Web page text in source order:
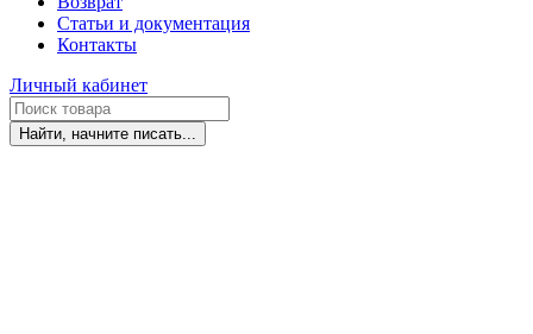
Статьи и документация
Контакты
Личный кабинет
Найти, начните писать...